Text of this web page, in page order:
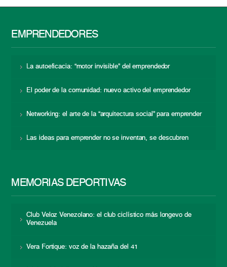
EMPRENDEDORES
La autoeficacia: “motor invisible” del emprendedor
El poder de la comunidad: nuevo activo del emprendedor
Networking: el arte de la “arquitectura social” para emprender
Las ideas para emprender no se inventan, se descubren
MEMORIAS DEPORTIVAS
Club Veloz Venezolano: el club ciclístico más longevo de
Venezuela
Vera Fortique: voz de la hazaña del 41